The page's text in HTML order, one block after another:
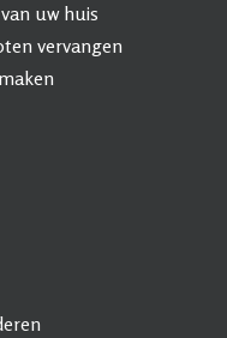
van uw huis
vervangen